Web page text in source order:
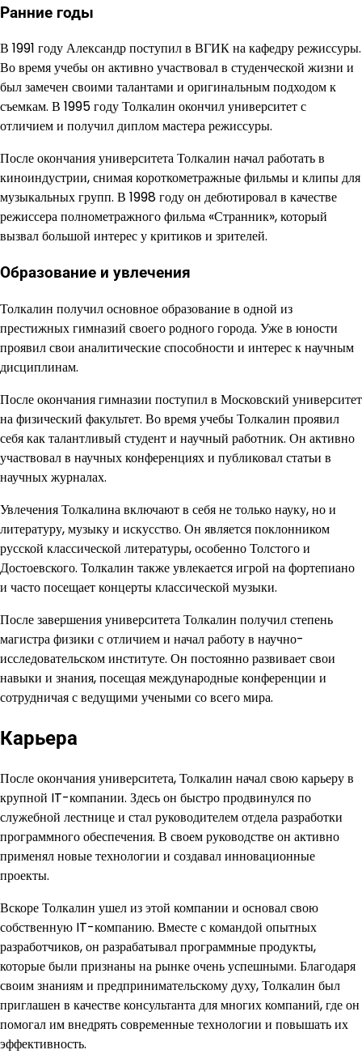
Ранние годы
В 1991 году Александр поступил в ВГИК на кафедру режиссуры.
Во время учебы он активно участвовал в студенческой жизни и
был замечен своими талантами и оригинальным подходом к
съемкам. В 1995 году Толкалин окончил университет с
отличием и получил диплом мастера режиссуры.
После окончания университета Толкалин начал работать в
киноиндустрии, снимая короткометражные фильмы и клипы для
музыкальных групп. В 1998 году он дебютировал в качестве
режиссера полнометражного фильма «Странник», который
вызвал большой интерес у критиков и зрителей.
Образование и увлечения
Толкалин получил основное образование в одной из
престижных гимназий своего родного города. Уже в юности
проявил свои аналитические способности и интерес к научным
дисциплинам.
После окончания гимназии поступил в Московский университет
на физический факультет. Во время учебы Толкалин проявил
себя как талантливый студент и научный работник. Он активно
участвовал в научных конференциях и публиковал статьи в
научных журналах.
Увлечения Толкалина включают в себя не только науку, но и
литературу, музыку и искусство. Он является поклонником
русской классической литературы, особенно Толстого и
Достоевского. Толкалин также увлекается игрой на фортепиано
и часто посещает концерты классической музыки.
После завершения университета Толкалин получил степень
магистра физики с отличием и начал работу в научно-
исследовательском институте. Он постоянно развивает свои
навыки и знания, посещая международные конференции и
сотрудничая с ведущими учеными со всего мира.
Карьера
После окончания университета, Толкалин начал свою карьеру в
крупной IT-компании. Здесь он быстро продвинулся по
служебной лестнице и стал руководителем отдела разработки
программного обеспечения. В своем руководстве он активно
применял новые технологии и создавал инновационные
проекты.
Вскоре Толкалин ушел из этой компании и основал свою
собственную IT-компанию. Вместе с командой опытных
разработчиков, он разрабатывал программные продукты,
которые были признаны на рынке очень успешными. Благодаря
своим знаниям и предпринимательскому духу, Толкалин был
приглашен в качестве консультанта для многих компаний, где он
помогал им внедрять современные технологии и повышать их
эффективность.